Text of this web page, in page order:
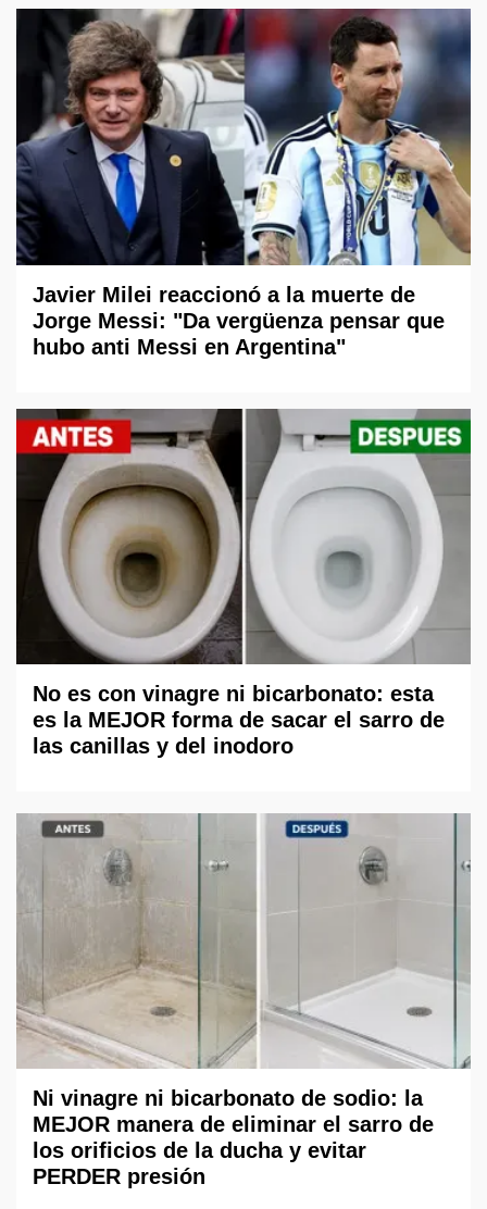
Javier Milei reaccionó a la muerte de
Jorge Messi: "Da vergüenza pensar que
hubo anti Messi en Argentina"
No es con vinagre ni bicarbonato: esta
es la MEJOR forma de sacar el sarro de
las canillas y del inodoro
Ni vinagre ni bicarbonato de sodio: la
MEJOR manera de eliminar el sarro de
los orificios de la ducha y evitar
PERDER presión